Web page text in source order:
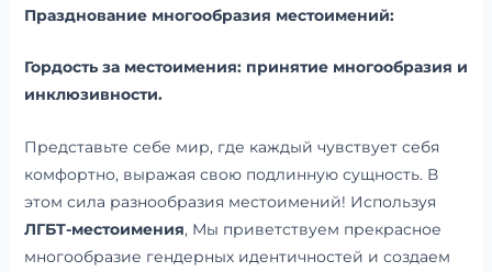
Празднование многообразия местоимений:
Гордость за местоимения: принятие многообразия и
инклюзивности.
Представьте себе мир, где каждый чувствует себя
комфортно, выражая свою подлинную сущность. В
этом сила разнообразия местоимений! Используя
ЛГБТ-местоимения, Мы приветствуем прекрасное
многообразие гендерных идентичностей и создаем